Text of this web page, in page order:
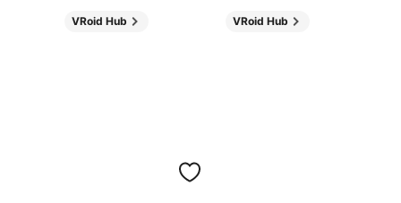
VRoid Hub VRoid Hub